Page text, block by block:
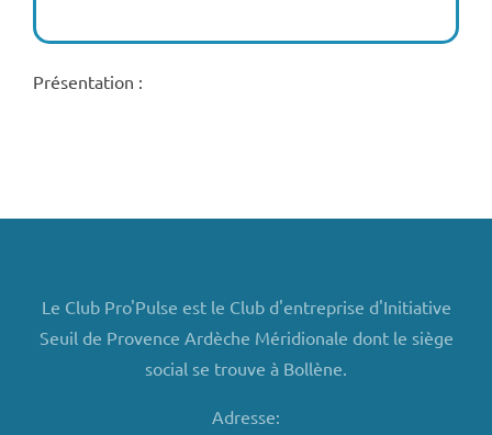
Présentation :
Le Club Pro'Pulse est le Club d'entreprise d'Initiative
Seuil de Provence Ardèche Méridionale dont le siège
social se trouve à Bollène.
Adresse: